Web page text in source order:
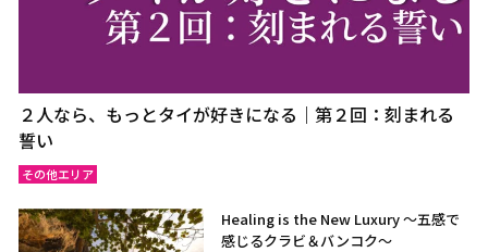
２人なら、もっとタイが好きになる｜第２回：刻まれる
誓い
その他エリア
Healing is the New Luxury ～五感で
感じるクラビ＆バンコク～